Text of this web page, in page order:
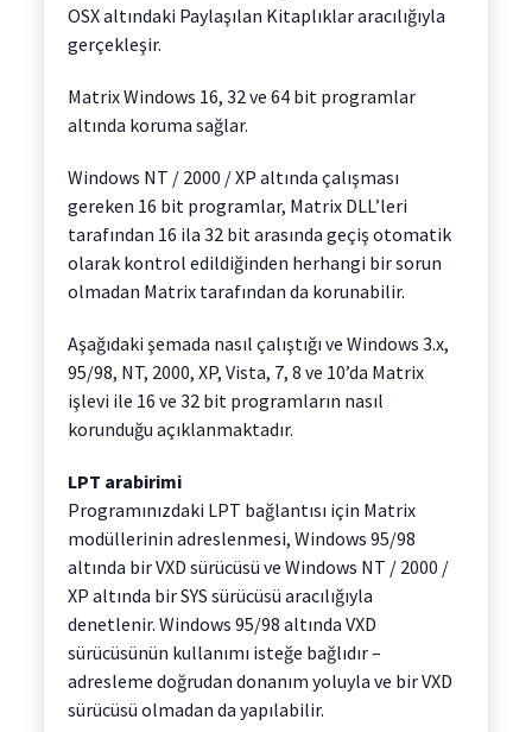
OSX altındaki Paylaşılan Kitaplıklar aracılığıyla
gerçekleşir.
Matrix Windows 16, 32 ve 64 bit programlar
altında koruma sağlar.
Windows NT / 2000 / XP altında çalışması
gereken 16 bit programlar, Matrix DLL’leri
tarafından 16 ila 32 bit arasında geçiş otomatik
olarak kontrol edildiğinden herhangi bir sorun
olmadan Matrix tarafından da korunabilir.
Aşağıdaki şemada nasıl çalıştığı ve Windows 3.x,
95/98, NT, 2000, XP, Vista, 7, 8 ve 10’da Matrix
işlevi ile 16 ve 32 bit programların nasıl
korunduğu açıklanmaktadır.
LPT arabirimi
Programınızdaki LPT bağlantısı için Matrix
modüllerinin adreslenmesi, Windows 95/98
altında bir VXD sürücüsü ve Windows NT / 2000 /
XP altında bir SYS sürücüsü aracılığıyla
denetlenir. Windows 95/98 altında VXD
sürücüsünün kullanımı isteğe bağlıdır –
adresleme doğrudan donanım yoluyla ve bir VXD
sürücüsü olmadan da yapılabilir.